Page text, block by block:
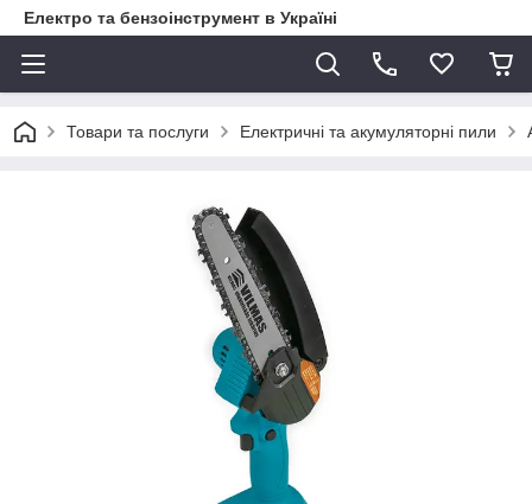
Електро та бензоінструмент в Україні
Товари та послуги Електричні та акумуляторні пили